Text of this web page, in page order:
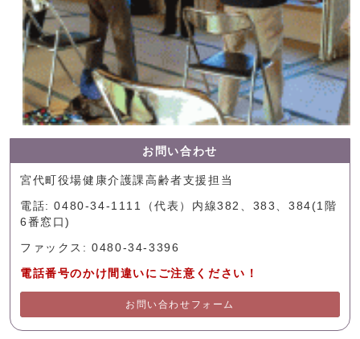
お問い合わせ
宮代町役場健康介護課高齢者支援担当
電話: 0480-34-1111（代表）内線382、383、384(1階
6番窓口)
ファックス: 0480-34-3396
電話番号のかけ間違いにご注意ください！
お問い合わせフォーム